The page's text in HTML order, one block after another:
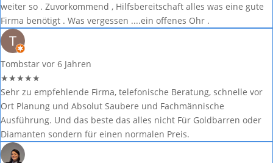
weiter so . Zuvorkommend , Hilfsbereitschaft alles was eine gute
Firma benötigt . Was vergessen ....ein offenes Ohr .
Tombstar vor 6 Jahren
★★★★★
Sehr zu empfehlende Firma, telefonische Beratung, schnelle vor
Ort Planung und Absolut Saubere und Fachmännische
Ausführung. Und das beste das alles nicht Für Goldbarren oder
Diamanten sondern für einen normalen Preis.